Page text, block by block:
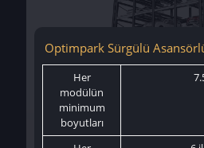
Optimpark Sürgülü
Her
modülün
minimum
boyutları